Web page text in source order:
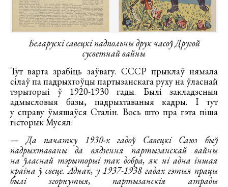
Беларускі савецкі падпольны друк часоў Другой
сусветнай вайны
Тут варта зрабіць заўвагу. СССР прыклаў нямала
сілаў па падрыхтоўцы партызанскага руху на ўласнай
тэрыторыі ў 1920-1930 гады. Былі закладзеныя
адмысловыя базы, падрыхтаваныя кадры. І тут
у справу ўмяшаўся Сталін. Вось што пра гэта піша
гісторык Мусял:
— Да пачатку 1930-х гадоў Савецкі Саюз быў
падрыхтаваны да вядзення партызанскай вайны
на ўласнай тэрыторыі так добра, як ні адна іншая
краіна ў свеце. Аднак, у 1937-1938 гадах гэтыя працы
былі згорнутыя, партызанскія атрады